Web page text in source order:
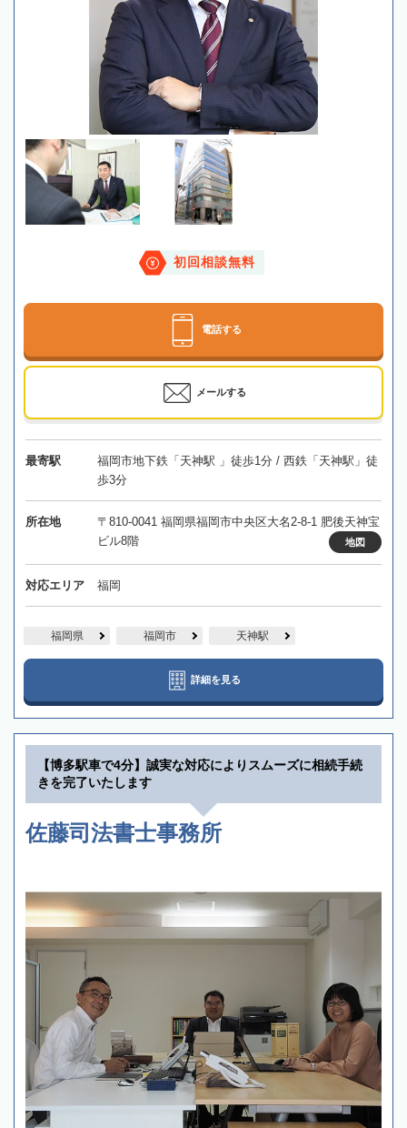
初回相談無料
電話する
メールする
最寄駅
福岡市地下鉄「天神駅 」徒歩1分 / 西鉄「天神駅」徒
歩3分
所在地
〒810-0041 福岡県福岡市中央区大名2-8-1 肥後天神宝
ビル8階
地図
対応エリア 福岡
福岡県 福岡市 天神駅
詳細を見る
【博多駅車で4分】誠実な対応によりスムーズに相続手続
きを完了いたします
佐藤司法書士事務所